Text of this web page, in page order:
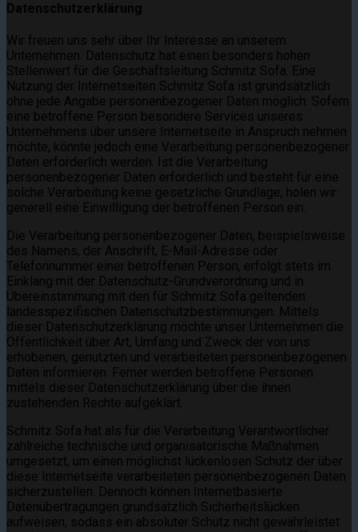
Datenschutzerklärung
Wir freuen uns sehr über Ihr Interesse an unserem
Unternehmen. Datenschutz hat einen besonders hohen
Stellenwert für die Geschäftsleitung Schmitz Sofa. Eine
Nutzung der Internetseiten Schmitz Sofa ist grundsätzlich
ohne jede Angabe personenbezogener Daten möglich. Sofern
eine betroffene Person besondere Services unseres
Unternehmens über unsere Internetseite in Anspruch nehmen
möchte, könnte jedoch eine Verarbeitung personenbezogener
Daten erforderlich werden. Ist die Verarbeitung
personenbezogener Daten erforderlich und besteht für eine
solche Verarbeitung keine gesetzliche Grundlage, holen wir
generell eine Einwilligung der betroffenen Person ein.
Die Verarbeitung personenbezogener Daten, beispielsweise
des Namens, der Anschrift, E-Mail-Adresse oder
Telefonnummer einer betroffenen Person, erfolgt stets im
Einklang mit der Datenschutz-Grundverordnung und in
Übereinstimmung mit den für Schmitz Sofa geltenden
landesspezifischen Datenschutzbestimmungen. Mittels
dieser Datenschutzerklärung möchte unser Unternehmen die
Öffentlichkeit über Art, Umfang und Zweck der von uns
erhobenen, genutzten und verarbeiteten personenbezogenen
Daten informieren. Ferner werden betroffene Personen
mittels dieser Datenschutzerklärung über die ihnen
zustehenden Rechte aufgeklärt.
Schmitz Sofa hat als für die Verarbeitung Verantwortlicher
zahlreiche technische und organisatorische Maßnahmen
umgesetzt, um einen möglichst lückenlosen Schutz der über
diese Internetseite verarbeiteten personenbezogenen Daten
sicherzustellen. Dennoch können Internetbasierte
Datenübertragungen grundsätzlich Sicherheitslücken
aufweisen, sodass ein absoluter Schutz nicht gewährleistet